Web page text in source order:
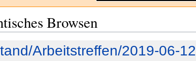
Browsen
Arbeitstreffen/2019-06-12